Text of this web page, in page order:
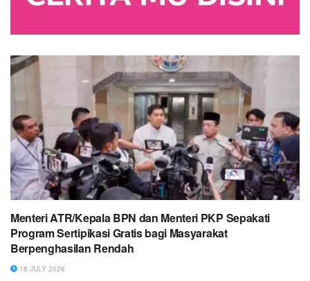
Menteri ATR/Kepala BPN dan Menteri PKP Sepakati
Program Sertipikasi Gratis bagi Masyarakat
Berpenghasilan Rendah
18 JULY 2026